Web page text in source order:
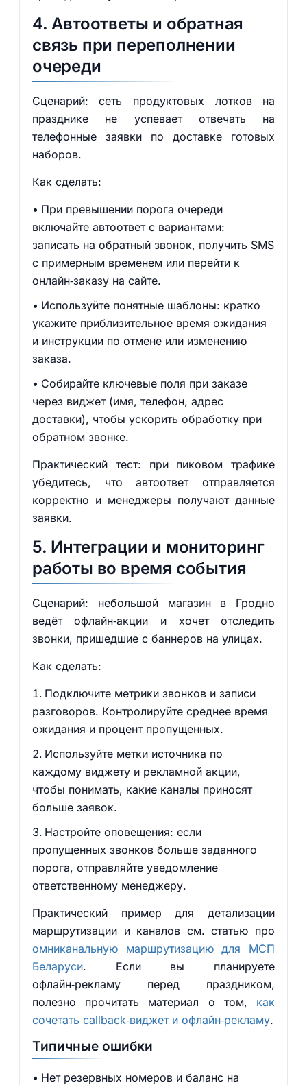
4. Автоответы и обратная
связь при переполнении
очереди
Сценарий: сеть продуктовых лотков на
празднике не успевает отвечать на
телефонные заявки по доставке готовых
наборов.
Как сделать:
При превышении порога очереди
включайте автоответ с вариантами:
записать на обратный звонок, получить SMS
с примерным временем или перейти к
онлайн‑заказу на сайте.
Используйте понятные шаблоны: кратко
укажите приблизительное время ожидания
и инструкции по отмене или изменению
заказа.
Собирайте ключевые поля при заказе
через виджет (имя, телефон, адрес
доставки), чтобы ускорить обработку при
обратном звонке.
Практический тест: при пиковом трафике
убедитесь, что автоответ отправляется
корректно и менеджеры получают данные
заявки.
5. Интеграции и мониторинг
работы во время события
Сценарий: небольшой магазин в Гродно
ведёт офлайн‑акции и хочет отследить
звонки, пришедшие с баннеров на улицах.
Как сделать:
Подключите метрики звонков и записи
разговоров. Контролируйте среднее время
ожидания и процент пропущенных.
Используйте метки источника по
каждому виджету и рекламной акции,
чтобы понимать, какие каналы приносят
больше заявок.
Настройте оповещения: если
пропущенных звонков больше заданного
порога, отправляйте уведомление
ответственному менеджеру.
Практический пример для детализации
маршрутизации и каналов см. статью про
омниканальную маршрутизацию для МСП
Беларуси. Если вы планируете
офлайн‑рекламу перед праздником,
полезно прочитать материал о том, как
сочетать callback‑виджет и офлайн‑рекламу.
Типичные ошибки
Нет резервных номеров и баланс на